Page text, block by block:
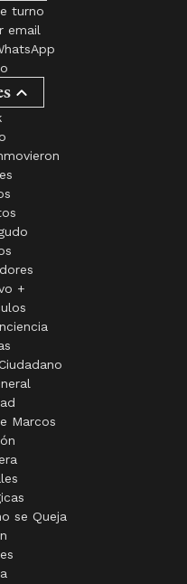
turno
email
+
Marcos
se Queja